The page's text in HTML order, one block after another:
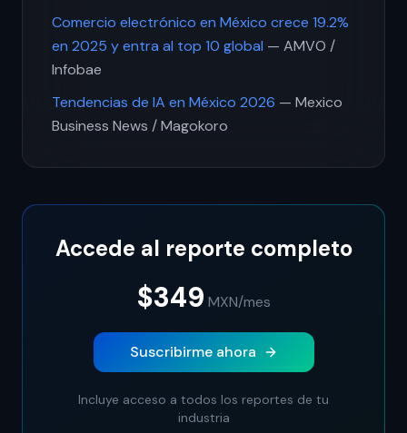
Comercio electrónico en México crece 19.2%
en 2025 y entra al top 10 global — AMVO /
Infobae
Tendencias de IA en México 2026 — Mexico
Business News / Magokoro
Accede al reporte completo
$349 MXN/mes
Suscribirme ahora
Incluye acceso a todos los reportes de tu
industria